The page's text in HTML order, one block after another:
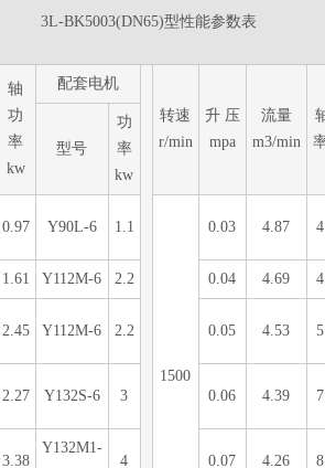
3L-BK5003(DN65)型性能参数表
轴
功
率
kw
配套电机
转速
r/min
升 压
mpa
流量
m3/min
型号
功
率
kw
0.97 Y90L-6 1.1
1500
0.03 4.87
1.61 Y112M-6 2.2 0.04 4.69
2.45 Y112M-6 2.2 0.05 4.53
2.27 Y132S-6 3 0.06 4.39
3.38
Y132M1-
4 0.07 4.26